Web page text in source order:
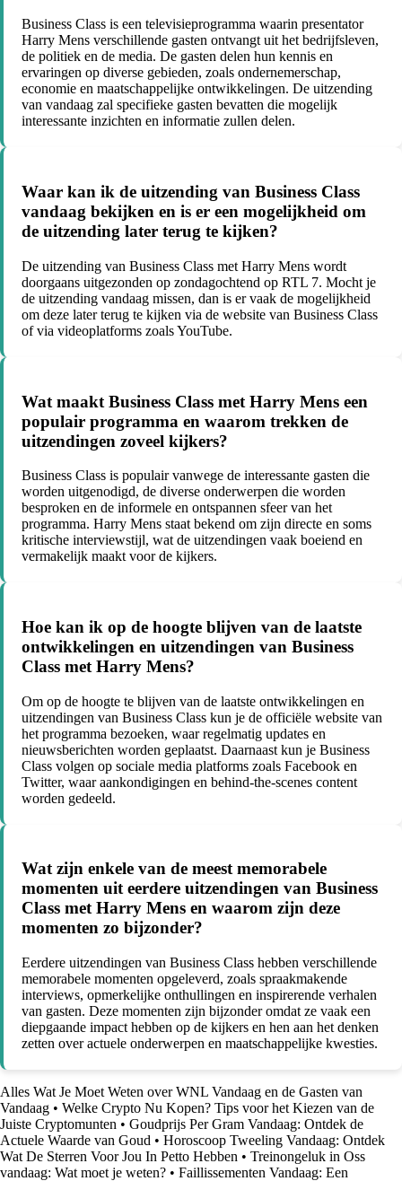
Business Class is een televisieprogramma waarin presentator
Harry Mens verschillende gasten ontvangt uit het bedrijfsleven,
de politiek en de media. De gasten delen hun kennis en
ervaringen op diverse gebieden, zoals ondernemerschap,
economie en maatschappelijke ontwikkelingen. De uitzending
van vandaag zal specifieke gasten bevatten die mogelijk
interessante inzichten en informatie zullen delen.
Waar kan ik de uitzending van Business Class
vandaag bekijken en is er een mogelijkheid om
de uitzending later terug te kijken?
De uitzending van Business Class met Harry Mens wordt
doorgaans uitgezonden op zondagochtend op RTL 7. Mocht je
de uitzending vandaag missen, dan is er vaak de mogelijkheid
om deze later terug te kijken via de website van Business Class
of via videoplatforms zoals YouTube.
Wat maakt Business Class met Harry Mens een
populair programma en waarom trekken de
uitzendingen zoveel kijkers?
Business Class is populair vanwege de interessante gasten die
worden uitgenodigd, de diverse onderwerpen die worden
besproken en de informele en ontspannen sfeer van het
programma. Harry Mens staat bekend om zijn directe en soms
kritische interviewstijl, wat de uitzendingen vaak boeiend en
vermakelijk maakt voor de kijkers.
Hoe kan ik op de hoogte blijven van de laatste
ontwikkelingen en uitzendingen van Business
Class met Harry Mens?
Om op de hoogte te blijven van de laatste ontwikkelingen en
uitzendingen van Business Class kun je de officiële website van
het programma bezoeken, waar regelmatig updates en
nieuwsberichten worden geplaatst. Daarnaast kun je Business
Class volgen op sociale media platforms zoals Facebook en
Twitter, waar aankondigingen en behind-the-scenes content
worden gedeeld.
Wat zijn enkele van de meest memorabele
momenten uit eerdere uitzendingen van Business
Class met Harry Mens en waarom zijn deze
momenten zo bijzonder?
Eerdere uitzendingen van Business Class hebben verschillende
memorabele momenten opgeleverd, zoals spraakmakende
interviews, opmerkelijke onthullingen en inspirerende verhalen
van gasten. Deze momenten zijn bijzonder omdat ze vaak een
diepgaande impact hebben op de kijkers en hen aan het denken
zetten over actuele onderwerpen en maatschappelijke kwesties.
Alles Wat Je Moet Weten over WNL Vandaag en de Gasten van
Vandaag • Welke Crypto Nu Kopen? Tips voor het Kiezen van de
Juiste Cryptomunten • Goudprijs Per Gram Vandaag: Ontdek de
Actuele Waarde van Goud • Horoscoop Tweeling Vandaag: Ontdek
Wat De Sterren Voor Jou In Petto Hebben • Treinongeluk in Oss
vandaag: Wat moet je weten? • Faillissementen Vandaag: Een